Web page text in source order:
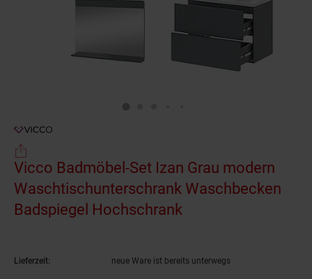
Vicco Badmöbel-Set Izan Grau modern
Waschtischunterschrank Waschbecken
Badspiegel Hochschrank
Lieferzeit: neue Ware ist bereits unterwegs